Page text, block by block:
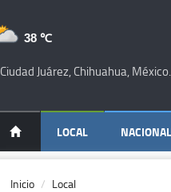
38 ℃
Ciudad Juárez, Chihuahua, México.
LOCAL NACIONAL
Inicio Local